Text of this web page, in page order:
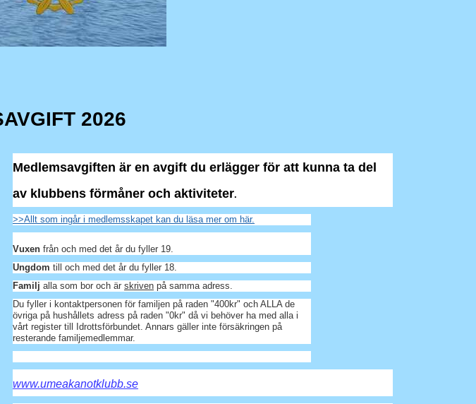
2026
Medlemsavgiften är en avgift du erlägger för att kunna ta del
av klubbens förmåner och aktiviteter.
>>Allt som ingår i medlemsskapet kan du läsa mer om här.
Vuxen från och med det år du fyller 19.
Ungdom till och med det år du fyller 18.
Familj alla som bor och är skriven på samma adress.
Du fyller i kontaktpersonen för familjen på raden "400kr" och ALLA de
övriga på hushållets adress på raden "0kr" då vi behöver ha med alla i
vårt register till Idrottsförbundet. Annars gäller inte försäkringen på
resterande familjemedlemmar.
www.umeakanotklubb.se